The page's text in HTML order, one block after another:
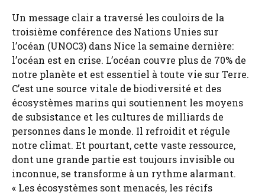
Un message clair a traversé les couloirs de la
troisième conférence des Nations Unies sur
l’océan (UNOC3) dans Nice la semaine dernière:
l’océan est en crise. L’océan couvre plus de 70% de
notre planète et est essentiel à toute vie sur Terre.
C’est une source vitale de biodiversité et des
écosystèmes marins qui soutiennent les moyens
de subsistance et les cultures de milliards de
personnes dans le monde. Il refroidit et régule
notre climat. Et pourtant, cette vaste ressource,
dont une grande partie est toujours invisible ou
inconnue, se transforme à un rythme alarmant.
« Les écosystèmes sont menacés, les récifs